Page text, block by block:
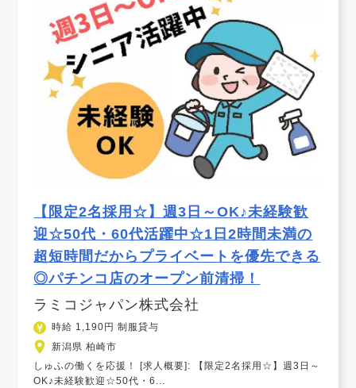
【限定2名採用☆】週3日～OK♪未経験歓
迎☆50代・60代活躍中☆1日2時間未満の
超短時間だからプライベートを優先できる
◎パチンコ店のオープン前清掃！
ラミコジャパン株式会社
時給 1,190円 制服貸与
新潟県 柏崎市
しゅふの働くを応援！ [求人概要]: 【限定2名採用☆】週3日～
OK♪未経験歓迎☆50代・6...